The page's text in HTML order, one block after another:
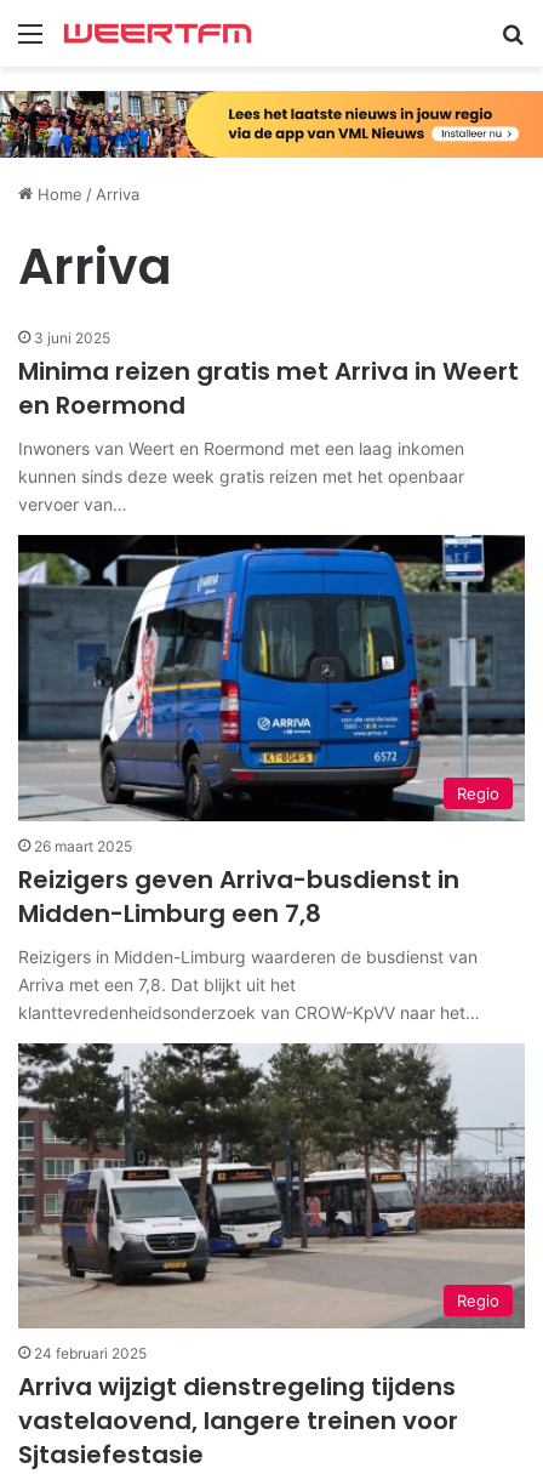
Menu
Home / Arriva
Arriva
3 juni 2025
Minima reizen gratis met Arriva in Weert
en Roermond
Inwoners van Weert en Roermond met een laag inkomen
kunnen sinds deze week gratis reizen met het openbaar
vervoer van…
Regio
26 maart 2025
Reizigers geven Arriva-busdienst in
Midden-Limburg een 7,8
Reizigers in Midden-Limburg waarderen de busdienst van
Arriva met een 7,8. Dat blijkt uit het
klanttevredenheidsonderzoek van CROW-KpVV naar het…
Regio
24 februari 2025
Arriva wijzigt dienstregeling tijdens
vastelaovend, langere treinen voor
Sjtasiefestasie